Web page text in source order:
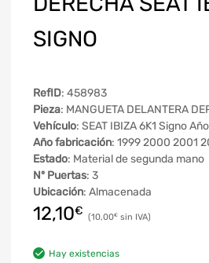
SIGNO
RefID: 458983
Pieza: MANGUETA DELANTERA
Vehículo: SEAT IBIZA 6K1 Signo
Año fabricación: 1999 2000 2001
Estado: Material de segunda mano
Nº Puertas: 3
Ubicación: Almacenada
12,10€ 10,00€
Hay existencias